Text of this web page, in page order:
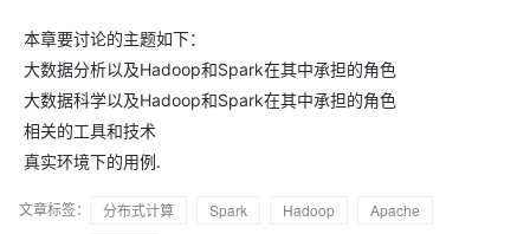
本章要讨论的主题如下：
大数据分析以及Hadoop和Spark在其中承担的角色
大数据科学以及Hadoop和Spark在其中承担的角色
相关的工具和技术
真实环境下的用例.
文章标签： 分布式计算 Spark Hadoop
Apache